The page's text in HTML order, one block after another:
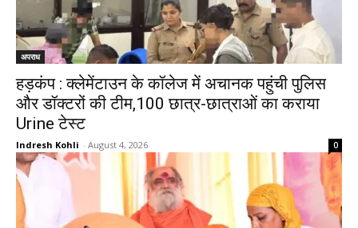
अपराध
हड़कंप : क्लेमेंटाउन के कॉलेज में अचानक पहुंची पुलिस
और डॉक्टरों की टीम,100 छात्र-छात्राओं का कराया
Urine टेस्ट
Indresh Kohli - August 4, 2026 0